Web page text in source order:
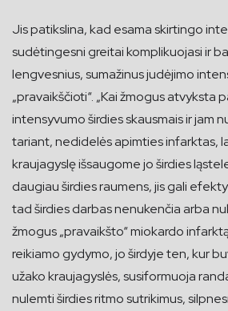
Jis patikslina, kad esama skirtingo
sudėtingesni greitai komplikuojasi ir
lengvesnius, sumažinus judėjimo
„pravaikščioti“. „Kai žmogus atvyksta
intensyvumo širdies skausmais ir jam
tariant, nedidelės apimties infarktas,
kraujagyslę išsaugome jo širdies
daugiau širdies raumens, jis gali
tad širdies darbas nenukenčia arba
žmogus „pravaikšto“ miokardo
reikiamo gydymo, jo širdyje ten, kur
užako kraujagyslės, susiformuoja
nulemti širdies ritmo sutrikimus,